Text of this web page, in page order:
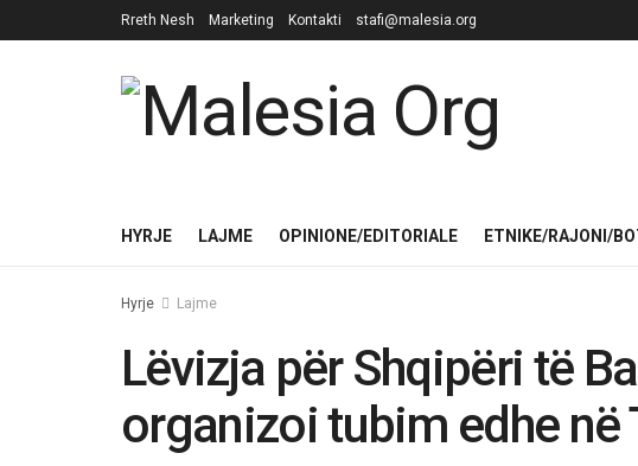
Rreth Nesh Marketing Kontakti stafi@malesia.org
HYRJE LAJME OPINIONE/EDITORIALE ETNIKE/RAJONI/
Hyrje Lajme
Lëvizja për Shqipëri të
organizoi tubim edhe në